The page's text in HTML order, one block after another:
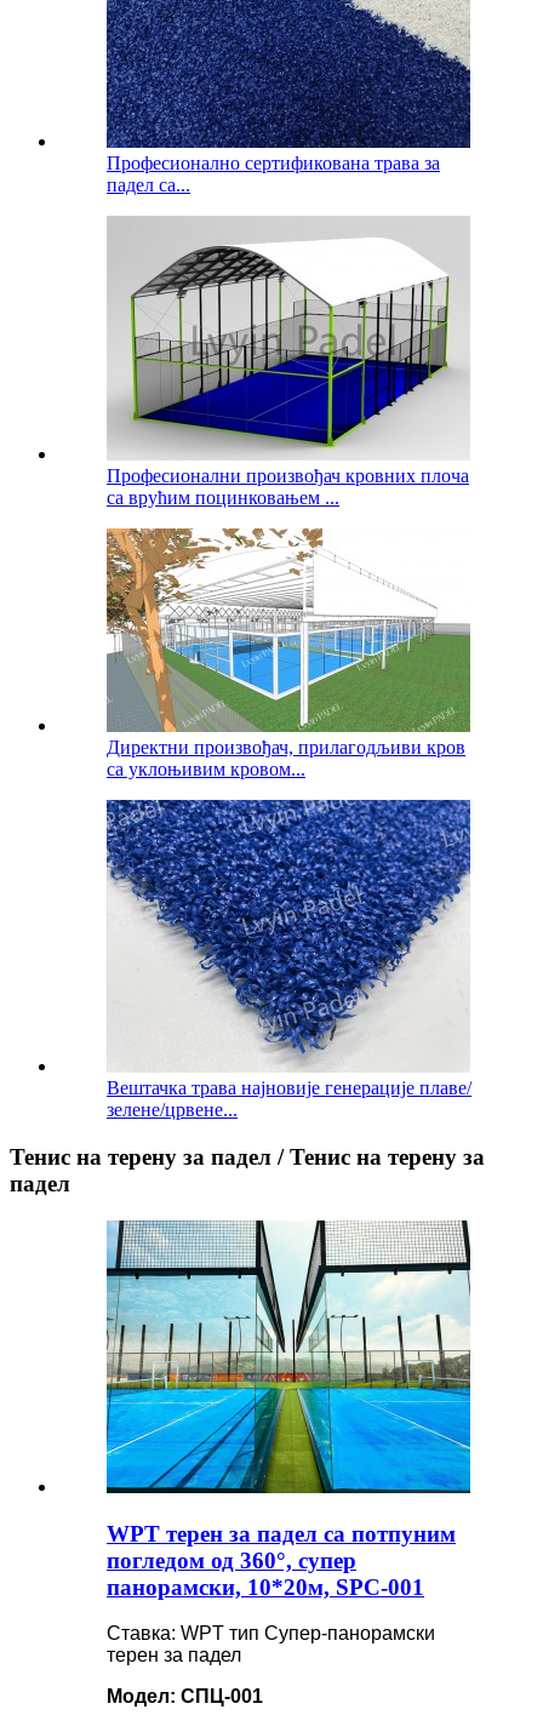
Професионално сертификована трава за
падел са...
Професионални произвођач кровних плоча
са врућим поцинковањем ...
Директни произвођач, прилагодљиви кров
са уклоњивим кровом...
Вештачка трава најновије генерације плаве/
зелене/црвене...
Тенис на терену за падел / Тенис на терену за
падел
WPT терен за падел са потпуним
погледом од 360°, супер
панорамски, 10*20м, SPC-001
Ставка: WPT тип Супер-панорамски
терен за падел
Модел: СПЦ-001